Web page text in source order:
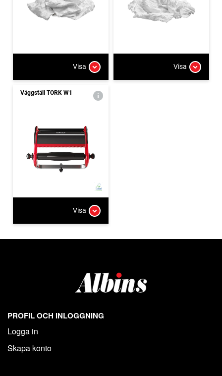
Visa Visa
Väggställ TORK W1
Visa
PROFIL OCH INLOGGNING
Logga in
Skapa konto